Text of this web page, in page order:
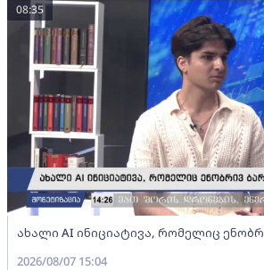
ახალი AI ინიციატივა, რომელიც
08:35
2026/08/07 15:04